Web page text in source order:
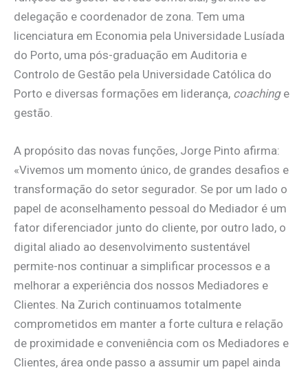
delegação e coordenador de zona. Tem uma
licenciatura em Economia pela Universidade Lusíada
do Porto, uma pós-graduação em Auditoria e
Controlo de Gestão pela Universidade Católica do
Porto e diversas formações em liderança, coachinge
gestão.
A propósito das novas funções, Jorge Pinto afirma:
«Vivemos um momento único, de grandes desafios e
transformação do setor segurador. Se por um lado o
papel de aconselhamento pessoal do Mediador é um
fator diferenciador junto do cliente, por outro lado, o
digital aliado ao desenvolvimento sustentável
permite-nos continuar a simplificar processos e a
melhorar a experiência dos nossos Mediadores e
Clientes. Na Zurich continuamos totalmente
comprometidos em manter a forte cultura e relação
de proximidade e conveniência com os Mediadores e
Clientes, área onde passo a assumir um papel ainda